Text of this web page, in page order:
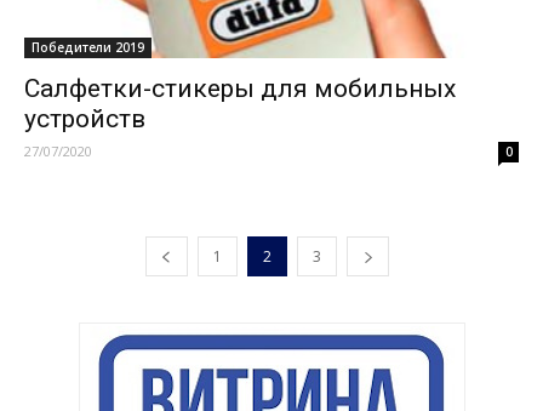
Победители 2019
Салфетки-стикеры для мобильных
устройств
27/07/2020 0
1 2 3